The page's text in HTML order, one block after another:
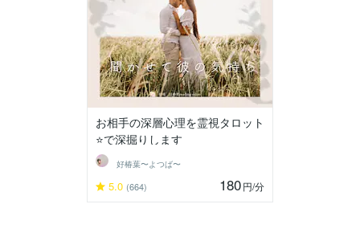
お相手の深層心理を霊視タロット
⭐️で深掘りします
好椿葉〜よつば〜
5.0 (664) 180円/分